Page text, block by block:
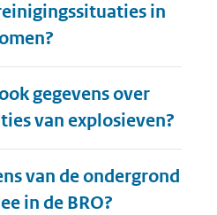
in
gegevens over
van explosieven?
van de ondergrond
in de BRO?